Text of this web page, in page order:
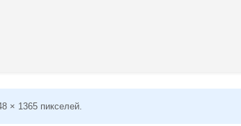
× 1365 пикселей.